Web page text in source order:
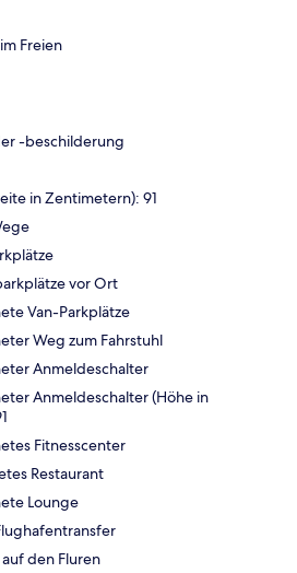
Freien
-beschilderung
in Zentimetern): 91
vor Ort
Van-Parkplätze
Weg zum Fahrstuhl
Anmeldeschalter
Anmeldeschalter (Höhe in
Fitnesscenter
Restaurant
Lounge
den Fluren